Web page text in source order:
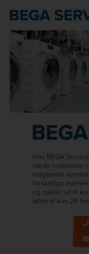
Hos BEGA
hårde hvidevarer
indgående
forskellige
og rykker ud til
løbet af kun 24